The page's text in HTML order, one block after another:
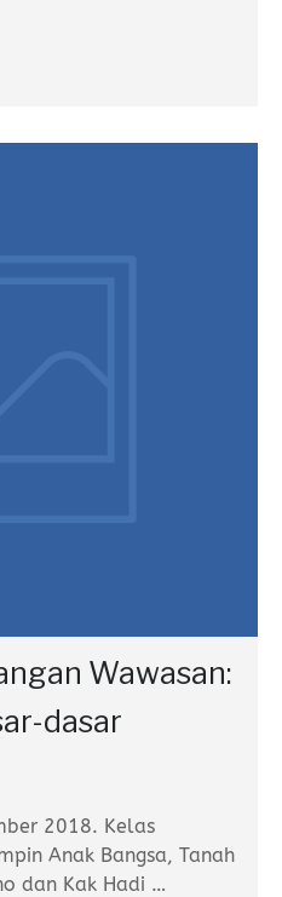
Wawasan:
dasar
2018. Kelas
Anak Bangsa, Tanah
dan Kak Hadi …